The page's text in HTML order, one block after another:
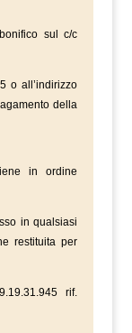
sul c/c
o all’indirizzo
della
in ordine
in qualsiasi
restituita per
rif.